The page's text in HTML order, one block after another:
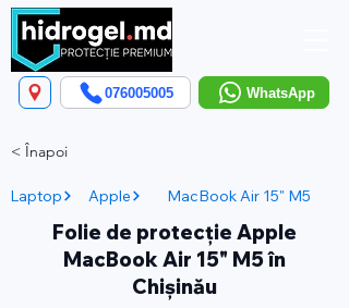
WhatsApp
076005005
< Înapoi
Laptop Apple MacBook Air 15" M5
Folie de protecție Apple
MacBook Air 15" M5 în
Chișinău